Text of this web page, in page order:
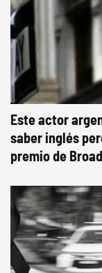
Este actor
saber inglés
premio de